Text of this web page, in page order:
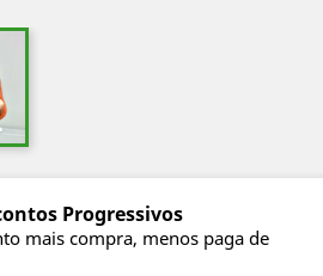
Progressivos
mais compra, menos paga de